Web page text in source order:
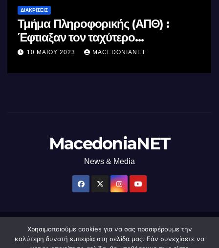
ΔΙΑΚΡΊΣΕΙΣ
Τμήμα Πληροφορικής (ΑΠΘ) :
Έφτιαξαν τον ταχύτερο
επεξεργαστή AI στον κόσμο με τη
10 ΜΑΪ́ΟΥ 2023 MACEDONIANET
MacedoniaNET
News & Media
Δημιουργήθηκε από το digital2000 με την Υποστήριξη του WordPress
Θέμα: Newsup απόThemeansar.
Χρησιμοποιούμε cookies για να σας προσφέρουμε την
καλύτερη δυνατή εμπειρία στη σελίδα μας. Εάν συνεχίσετε να